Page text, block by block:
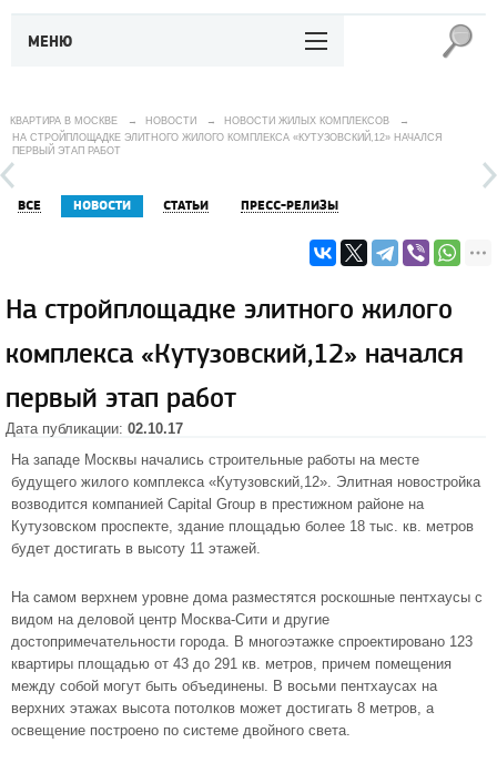
МЕНЮ
КВАРТИРА В МОСКВЕ → НОВОСТИ → НОВОСТИ ЖИЛЫХ КОМПЛЕКСОВ
→
НА СТРОЙПЛОЩАДКЕ ЭЛИТНОГО ЖИЛОГО КОМПЛЕКСА «КУТУЗОВСКИЙ,12» НАЧАЛСЯ
ПЕРВЫЙ ЭТАП РАБОТ
ВСЕ НОВОСТИ СТАТЬИ ПРЕСС-РЕЛИЗЫ
На стройплощадке элитного жилого
комплекса «Кутузовский,12» начался
первый этап работ
Дата публикации: 02.10.17
На западе Москвы начались строительные работы на месте
будущего жилого комплекса «Кутузовский,12». Элитная новостройка
возводится компанией Capital Group в престижном районе на
Кутузовском проспекте, здание площадью более 18 тыс. кв. метров
будет достигать в высоту 11 этажей.
На самом верхнем уровне дома разместятся роскошные пентхаусы с
видом на деловой центр Москва-Сити и другие
достопримечательности города. В многоэтажке спроектировано 123
квартиры площадью от 43 до 291 кв. метров, причем помещения
между собой могут быть объединены. В восьми пентхаусах на
верхних этажах высота потолков может достигать 8 метров, а
освещение построено по системе двойного света.